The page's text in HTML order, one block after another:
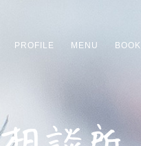
PROFILE MENU BOOK